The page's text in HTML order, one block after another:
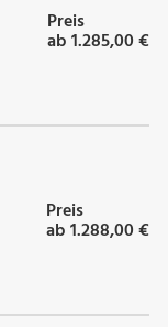
Preis
ab 1.285,00 €
Preis
ab 1.288,00 €